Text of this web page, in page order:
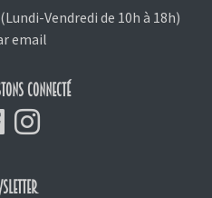
Vendredi de 10h à 18h)
email
CONNECTÉ